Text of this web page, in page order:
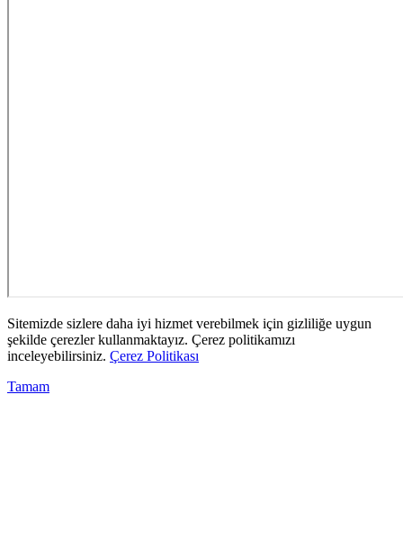
Sitemizde sizlere daha iyi hizmet verebilmek için gizliliğe uygun
şekilde çerezler kullanmaktayız. Çerez politikamızı
inceleyebilirsiniz. Çerez Politikası
Tamam